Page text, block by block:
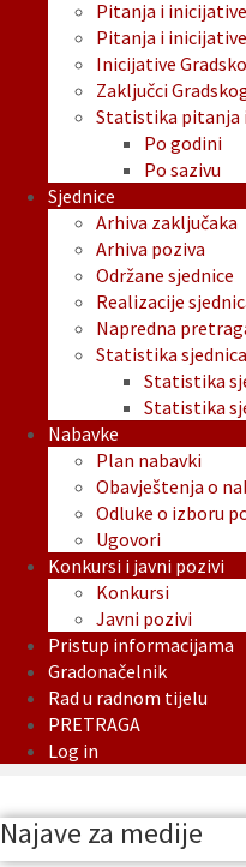
Pitanja i
Pitanja i
Inicijative
Zaključci
Statistika pitanja
Po godini
Po sazivu
Sjednice
Arhiva zaključaka
Arhiva poziva
Održane sjednice
Realizacije
Napredna
Statistika sjednica
Statistika
Statistika
Nabavke
Plan nabavki
Obavještenja o
Odluke o izboru
Ugovori
Konkursi i javni pozivi
Konkursi
Javni pozivi
Pristup informacijama
Gradonačelnik
Rad u radnom tijelu
PRETRAGA
Log in
Najave za medije